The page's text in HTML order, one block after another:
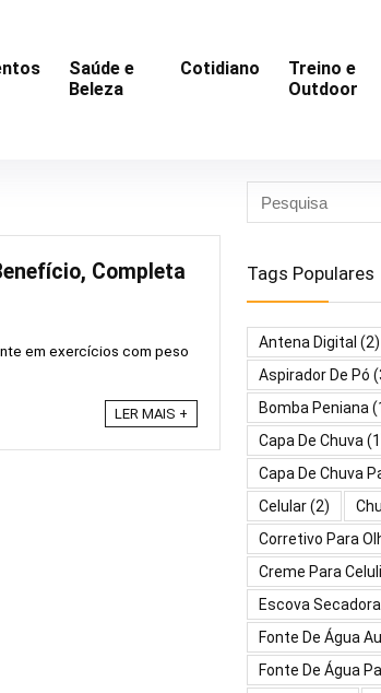
Saúde e
Beleza
Cotidiano
Treino e
Outdoor
Completa
em exercícios com peso
LER MAIS +
Tags Populares
Antena Digital (2)
Aspirador De Pó
Bomba Peniana
Capa De Chuva
Capa De Chuva
Celular(2)
Corretivo Para
Creme Para
Escova Secadora
Fonte De Água
Fonte De Água